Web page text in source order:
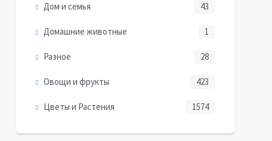
Дом и семья 43
Домашние животные 1
Разное 28
Овощи и фрукты 423
Цветы и Растения 1574